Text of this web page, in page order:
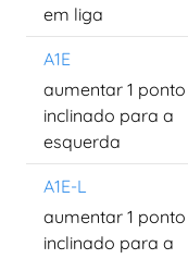
em liga
A1E
aumentar 1 ponto
inclinado para a
esquerda
A1E-L
aumentar 1 ponto
inclinado para a